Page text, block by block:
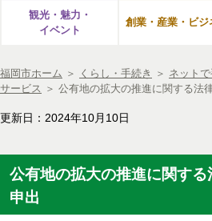
観光・魅力・
イベント
創業・産業・ビジ
福岡市ホーム ＞ くらし・手続き ＞ ネットで
サービス ＞ 公有地の拡大の推進に関する法
更新日：2024年10月10日
公有地の拡大の推進に関する
申出